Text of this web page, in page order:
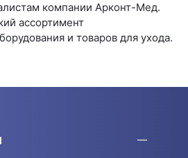
компании Арконт-Мед.
ассортимент
и товаров для ухода.